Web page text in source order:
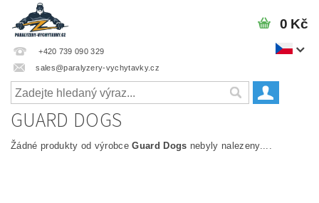
+420 739 090 329
sales@paralyzery-vychytavky.cz
0 Kč
GUARD DOGS
Žádné produkty od výrobceGuard Dogs nebyly nalezeny....